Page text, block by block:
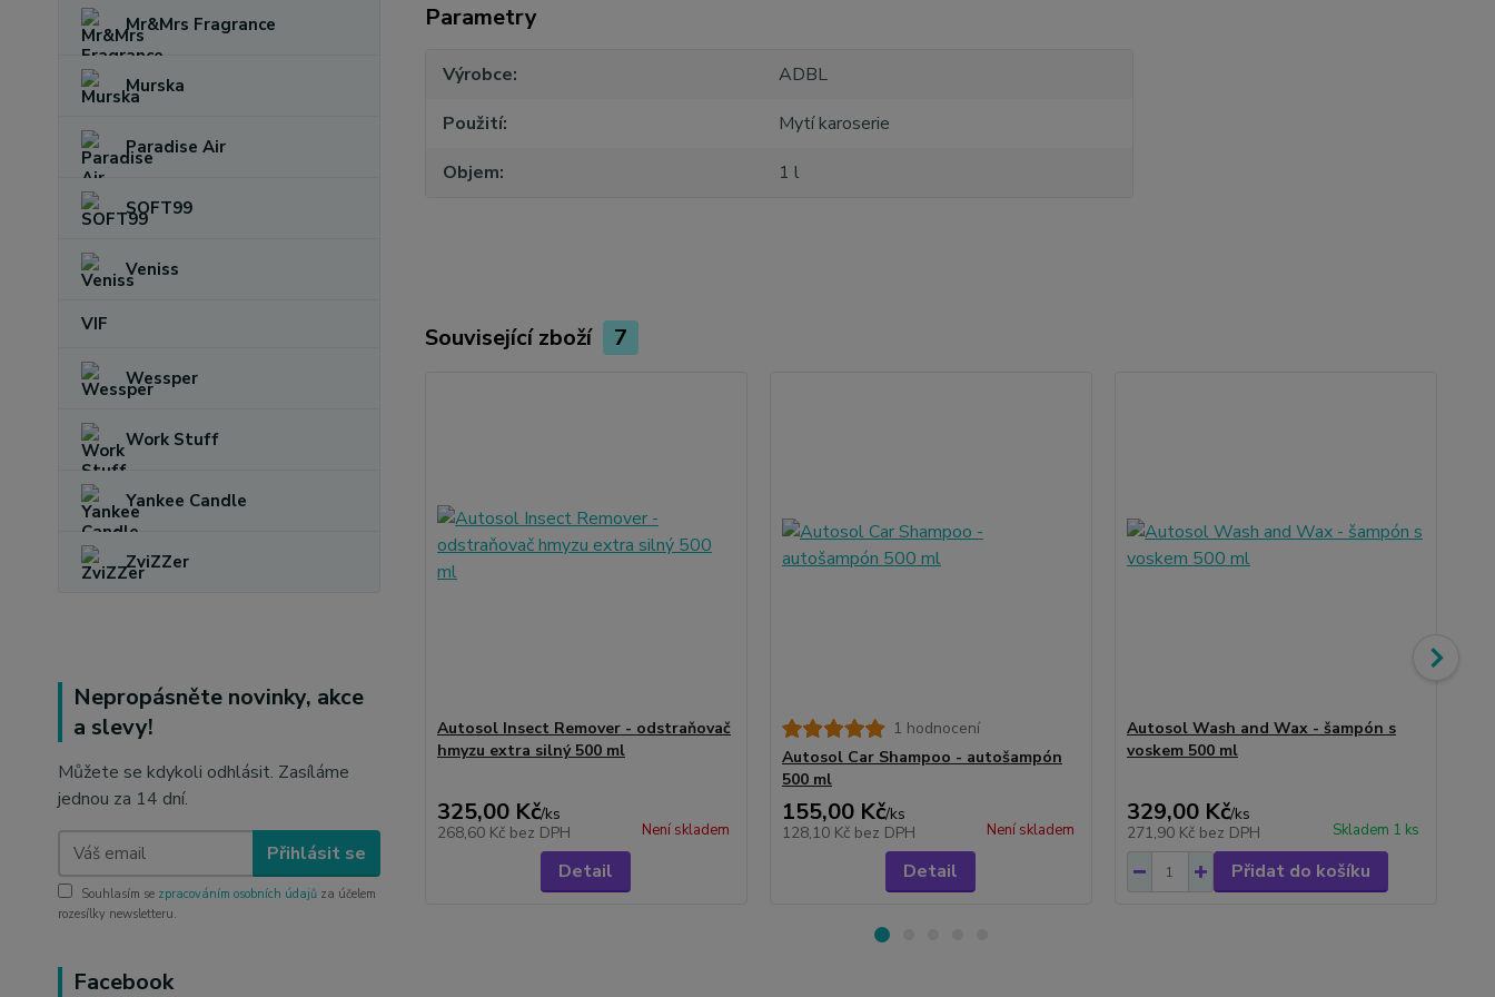
Mr&Mrs Fragrance
Murska
Paradise Air
SOFT99
Veniss
VIF
Wessper
Work Stuff
Yankee Candle
ZviZZer
Nepropásněte novinky, akce
a slevy!
Můžete se kdykoli odhlásit. Zasíláme
jednou za 14 dní.
Přihlásit se
Souhlasím se zpracováním osobních údajů za účelem
rozesílky newsletteru.
Facebook
Parametry
Výrobce
ADBL
Použití
Mytí karoserie
Objem
1 l
Související zboží 7
Autosol Insect Remover - odstraňovač
hmyzu extra silný 500 ml
325,00 Kč/ks
268,60 Kč bez DPH Není skladem
Detail
1 hodnocení
Autosol Car Shampoo - autošampón
500 ml
155,00 Kč/ks
128,10 Kč bez DPH Není skladem
Detail
Autosol Wash and Wax - šampón s
voskem 500 ml
329,00 Kč/ks
271,90 Kč bez DPH Skladem 1 ks
Přidat do košíku